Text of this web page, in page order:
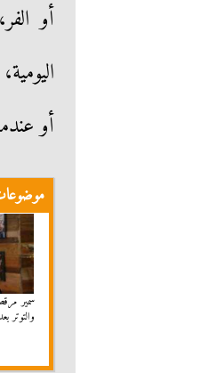
أو
أو
سمير
والتوتر